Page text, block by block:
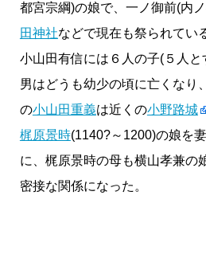
都宮宗綱)の娘で、一ノ御前(内ノ
田神社などで現在も祭られてい
小山田有信には６人の子(５人
男はどうも幼少の頃に亡くなり
の小山田重義は近くの小野路城
梶原景時(1140?～1200)の娘を
に、梶原景時の母も横山孝兼の
密接な関係になった。